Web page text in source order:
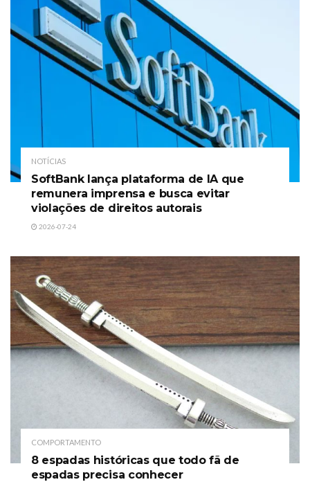
NOTÍCIAS
SoftBank lança plataforma de IA que
remunera imprensa e busca evitar
violações de direitos autorais
2026-07-24
COMPORTAMENTO
8 espadas históricas que todo fã de
espadas precisa conhecer